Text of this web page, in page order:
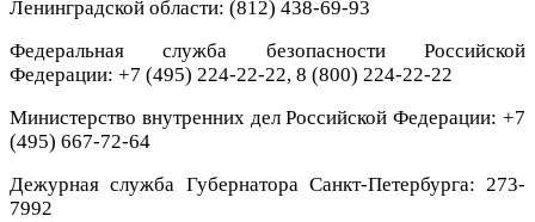
Ленинградской области: (812) 438-69-93
Федеральная служба безопасности Российской
Федерации: +7 (495) 224-22-22, 8 (800) 224-22-22
Министерство внутренних дел Российской Федерации: +7
(495) 667-72-64
Дежурная служба Губернатора Санкт‑Петербурга: 273-
7992